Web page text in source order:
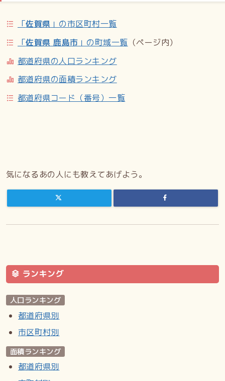
「佐賀県 」の市区町村一覧
「佐賀県 鹿島市 」の町域一覧 （ページ内）
都道府県の人口ランキング
都道府県の面積ランキング
都道府県コード（番号）一覧
気になるあの人にも教えてあげよう。
ランキング
人口ランキング
都道府県別
市区町村別
面積ランキング
都道府県別